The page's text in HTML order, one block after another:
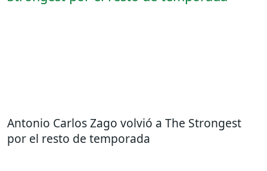
Antonio Carlos Zago volvió a The Strongest
por el resto de temporada